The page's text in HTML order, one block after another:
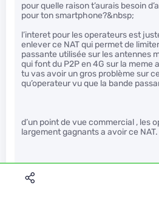
pour quelle raison t’aurais besoin
pour ton smartphone?&nbsp;
l’interet pour les operateurs est
enlever ce NAT qui permet de
passante utilisée sur les antennes
qui font du P2P en 4G sur la meme
tu vas avoir un gros problème sur
qu’operateur vu que la bande
d’un point de vue commercial , les
largement gagnants a avoir ce
&nbsp;